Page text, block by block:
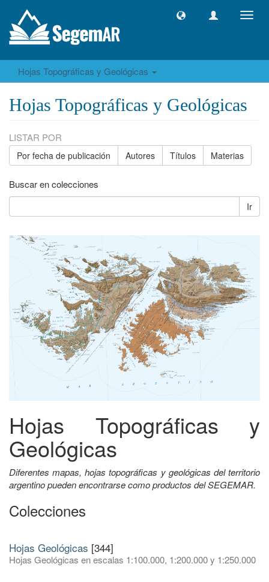
Hojas Topográficas y Geológicas
Hojas Topográficas y Geológicas
LISTAR POR
Por fecha de publicación Autores Títulos Materias
Buscar en colecciones
Ir
Hojas Topográficas y
Geológicas
Diferentes mapas, hojas topográficas y geológicas del territorio
argentino pueden encontrarse como productos del SEGEMAR.
Colecciones
Hojas Geológicas [344]
Hojas Geológicas en escalas 1:100.000, 1:200.000 y 1:250.000